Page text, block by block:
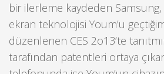
bir ilerleme kaydeden
ekran teknolojisi Youm’u
düzenlenen CES 2o13’te
tarafından patentleri ortaya